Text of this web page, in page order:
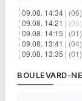
09.08. 14:34 | (06)
09.08. 14:21 | (00)
09.08. 14:15 | (01)
09.08. 13:41 | (04)
09.08. 13:35 | (01)
BOULEVARD-